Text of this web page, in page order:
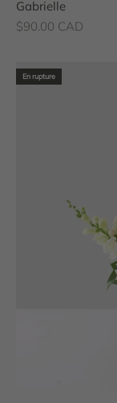
Gabrielle
Prix de vente
$90.00 CAD
En rupture